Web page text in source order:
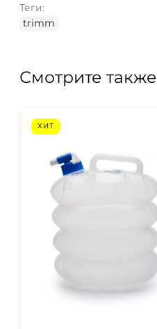
Теги:
trimm
Смотрите также
ХИТ